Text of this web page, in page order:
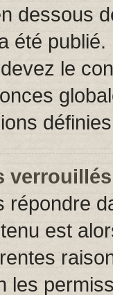
dessous
été
le
répondre
est
les